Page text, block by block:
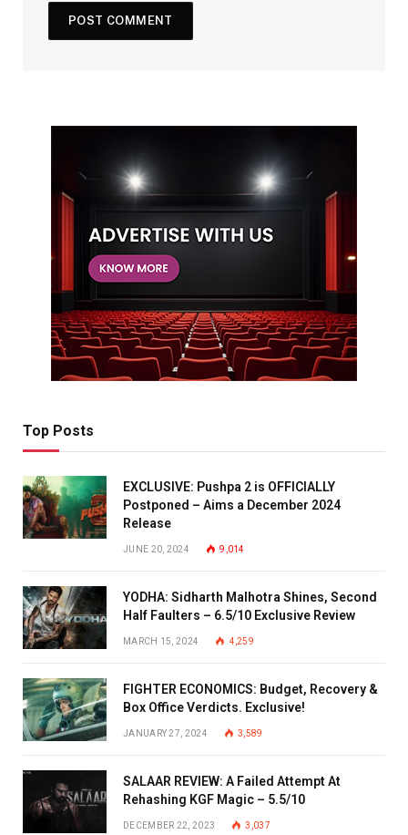
Top Posts
EXCLUSIVE: Pushpa 2 is OFFICIALLY
Postponed – Aims a December 2024
Release
JUNE 20, 2024 9,014
YODHA: Sidharth Malhotra Shines, Second
Half Faulters – 6.5/10 Exclusive Review
MARCH 15, 2024 4,259
FIGHTER ECONOMICS: Budget, Recovery &
Box Office Verdicts. Exclusive!
JANUARY 27, 2024 3,589
SALAAR REVIEW: A Failed Attempt At
Rehashing KGF Magic – 5.5/10
DECEMBER 22, 2023 3,037